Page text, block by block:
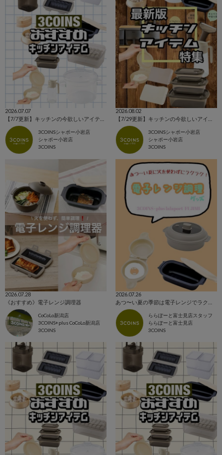
2026.07.07
3COINSシャポー小岩店
シャポー小岩店
3COINS
2026.08.02
3COINSシャポー小岩店
シャポー小岩店
3COINS
2026.07.28
《おすすめ》電子レンジ調理器
CoCoLo新潟店
3COINS+plus CoCoLo新潟店
3COINS
2026.07.26
ららぽーと富士見店スタッフ
ららぽーと富士見店
3COINS